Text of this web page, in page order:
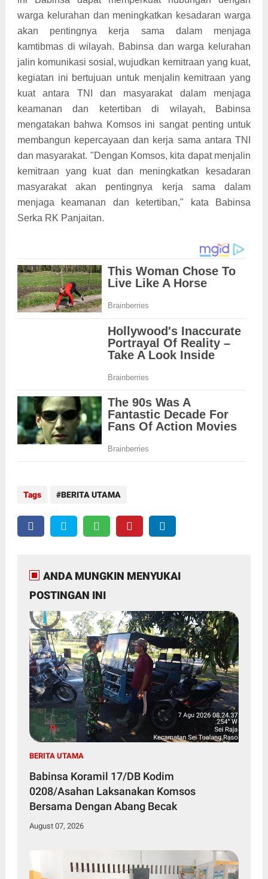
warga kelurahan dan meningkatkan kesadaran warga
akan pentingnya kerja sama dalam menjaga
kamtibmas di wilayah. Babinsa dan warga kelurahan
jalin komunikasi sosial, wujudkan kemitraan yang kuat,
kegiatan ini bertujuan untuk menjalin kemitraan yang
kuat antara TNI dan masyarakat dalam menjaga
keamanan dan ketertiban di wilayah, Babinsa
mengatakan bahwa Komsos ini sangat penting untuk
membangun kepercayaan dan kerja sama antara TNI
dan masyarakat. "Dengan Komsos, kita dapat menjalin
kemitraan yang kuat dan meningkatkan kesadaran
masyarakat akan pentingnya kerja sama dalam
menjaga keamanan dan ketertiban," kata Babinsa
Serka RK Panjaitan.
Tags BERITA UTAMA
ANDA MUNGKIN MENYUKAI
POSTINGAN INI
BERITA UTAMA
Babinsa Koramil 17/DB Kodim
0208/Asahan Laksanakan Komsos
Bersama Dengan Abang Becak
August 07, 2026